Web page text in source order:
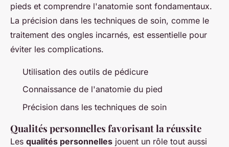
pieds et comprendre l'anatomie sont fondamentaux.
La précision dans les techniques de soin, comme le
traitement des ongles incarnés, est essentielle pour
éviter les complications.
Utilisation des outils de pédicure
Connaissance de l'anatomie du pied
Précision dans les techniques de soin
Qualités personnelles favorisant la réussite
Les qualités personnelles jouent un rôle tout aussi